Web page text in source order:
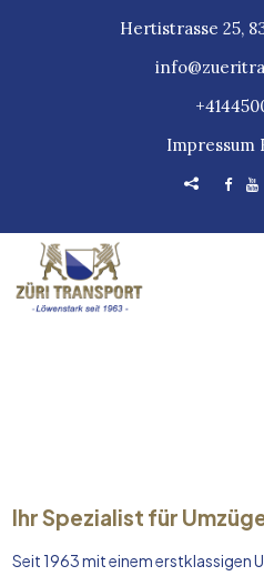
Hertistrasse 25,
Impressum
Ihr Spezialist für
Seit 1963 mit einem erstklassigen